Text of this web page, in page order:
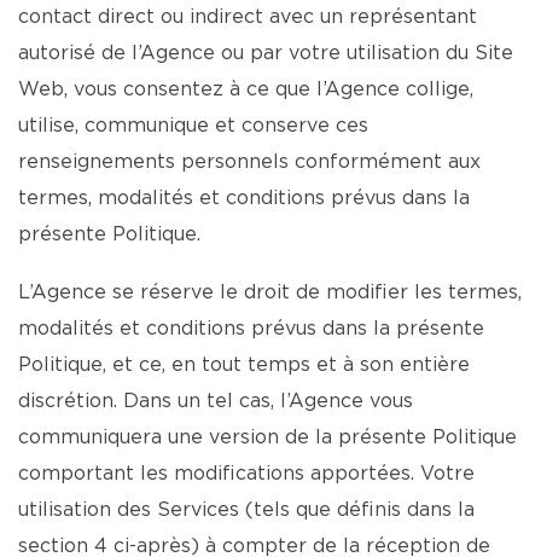
contact direct ou indirect avec un représentant
autorisé de l’Agence ou par votre utilisation du Site
Web, vous consentez à ce que l’Agence collige,
utilise, communique et conserve ces
renseignements personnels conformément aux
termes, modalités et conditions prévus dans la
présente Politique.
L’Agence se réserve le droit de modifier les termes,
modalités et conditions prévus dans la présente
Politique, et ce, en tout temps et à son entière
discrétion. Dans un tel cas, l’Agence vous
communiquera une version de la présente Politique
comportant les modifications apportées. Votre
utilisation des Services (tels que définis dans la
section 4 ci-après) à compter de la réception de